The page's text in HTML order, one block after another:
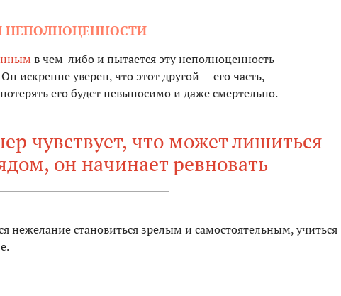
НЕПОЛНОЦЕННОСТИ
в чем-либо и пытается эту неполноценность
искренне уверен, что этот другой — его часть,
его будет невыносимо и даже смертельно.
чувствует, что может лишиться
он начинает ревновать
нежелание становиться зрелым и самостоятельным, учиться